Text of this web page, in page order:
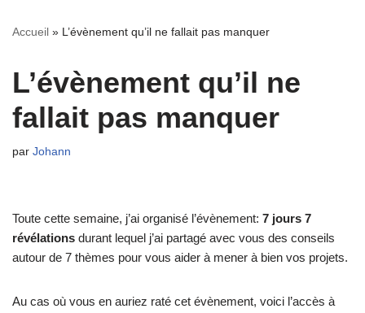
Accueil » L’évènement qu’il ne fallait pas manquer
L’évènement qu’il ne
fallait pas manquer
par Johann
Toute cette semaine, j’ai organisé l’évènement: 7 jours 7
révélations durant lequel j’ai partagé avec vous des conseils
autour de 7 thèmes pour vous aider à mener à bien vos projets.
Au cas où vous en auriez raté cet évènement, voici l’accès à